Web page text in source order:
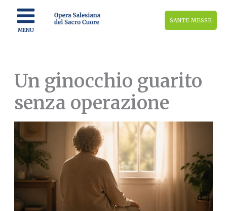
contenuto
MENU
SANTE MESSE
Un ginocchio guarito
senza operazione